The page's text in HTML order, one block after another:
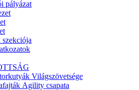
pályázat
szekciója
Világszövetsége
Agility csapata